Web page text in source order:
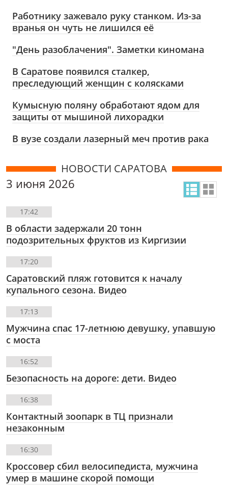
Работнику зажевало руку станком. Из-за
вранья он чуть не лишился её
"День разоблачения". Заметки киномана
В Саратове появился сталкер,
преследующий женщин с колясками
Кумысную поляну обработают ядом для
защиты от мышиной лихорадки
В вузе создали лазерный меч против рака
НОВОСТИ САРАТОВА
3 июня 2026
17:42
В области задержали 20 тонн
подозрительных фруктов из Киргизии
17:20
Саратовский пляж готовится к началу
купального сезона. Видео
17:13
Мужчина спас 17-летнюю девушку, упавшую
с моста
16:52
Безопасность на дороге: дети. Видео
16:38
Контактный зоопарк в ТЦ признали
незаконным
16:30
Кроссовер сбил велосипедиста, мужчина
умер в машине скорой помощи